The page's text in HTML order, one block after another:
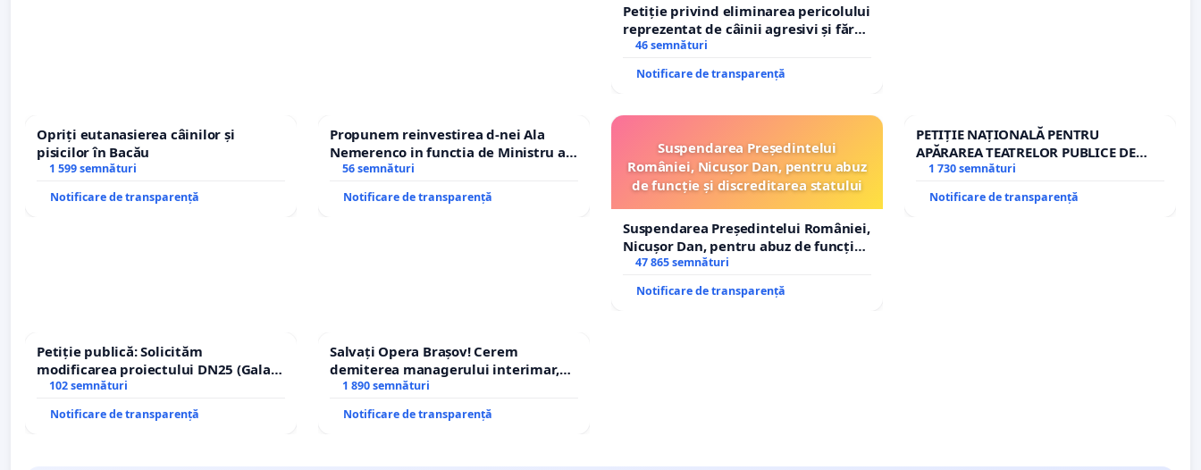
Petiție privind eliminarea pericolului
reprezentat de câinii agresivi și fără
stăpân din comuna Tunari
46 semnături
Notificare de transparență
Opriți eutanasierea câinilor și
pisicilor în Bacău
1 599 semnături
Notificare de transparență
Propunem reinvestirea d-nei Ala
Nemerenco in functia de Ministru al
Sanatatii
56 semnături
Notificare de transparență
Suspendarea Președintelui
României, Nicușor Dan, pentru abuz
de funcție și discreditarea statului
Suspendarea Președintelui României,
Nicușor Dan, pentru abuz de funcție
și discreditarea statului
47 865 semnături
Notificare de transparență
PETIȚIE NAȚIONALĂ PENTRU
APĂRAREA TEATRELOR PUBLICE DE
REPERTORIU DIN ROMÂNIA
1 730 semnături
Notificare de transparență
Petiție publică: Solicităm
modificarea proiectului DN25 (Galați
– Hanu Conachi) prin devierea
102 semnături
Notificare de transparență
Salvați Opera Brașov! Cerem
demiterea managerului interimar,
Petrean Lucian-Marius!
1 890 semnături
Notificare de transparență